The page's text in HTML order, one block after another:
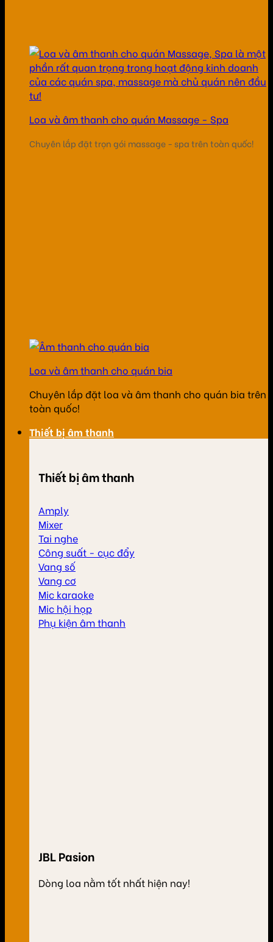
Loa và âm thanh cho quán Massage - Spa
Chuyên lắp đặt trọn gói massage - spa trên toàn quốc!
Loa và âm thanh cho quán bia
Chuyên lắp đặt loa và âm thanh cho quán bia trên
toàn quốc!
Thiết bị âm thanh
Thiết bị âm thanh
Amply
Mixer
Tai nghe
Công suất - cục đẩy
Vang số
Vang cơ
Mic karaoke
Mic hội họp
Phụ kiện âm thanh
JBL Pasion
Dòng loa nằm tốt nhất hiện nay!